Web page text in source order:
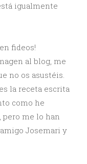
igualmente
fideos!
al blog, me
no os asustéis.
la receta escrita
como he
pero me lo han
Josemari y